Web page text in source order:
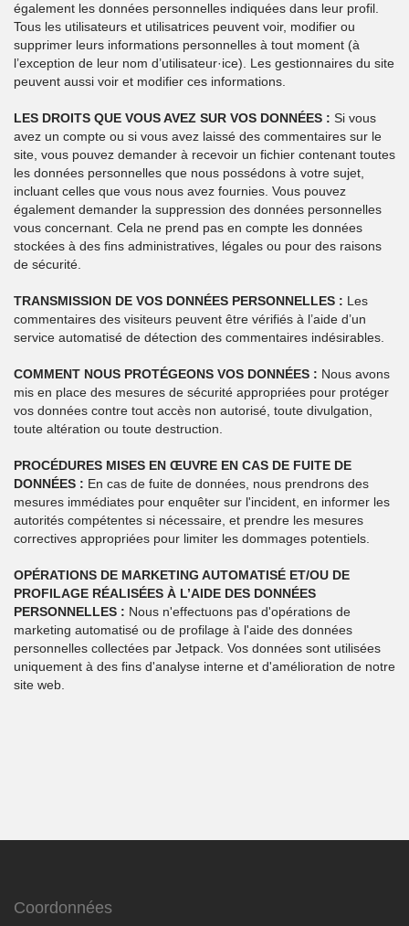
également les données personnelles indiquées dans leur profil.
Tous les utilisateurs et utilisatrices peuvent voir, modifier ou
supprimer leurs informations personnelles à tout moment (à
l’exception de leur nom d’utilisateur·ice). Les gestionnaires du site
peuvent aussi voir et modifier ces informations.
LES DROITS QUE VOUS AVEZ SUR VOS DONNÉES : Si vous
avez un compte ou si vous avez laissé des commentaires sur le
site, vous pouvez demander à recevoir un fichier contenant toutes
les données personnelles que nous possédons à votre sujet,
incluant celles que vous nous avez fournies. Vous pouvez
également demander la suppression des données personnelles
vous concernant. Cela ne prend pas en compte les données
stockées à des fins administratives, légales ou pour des raisons
de sécurité.
TRANSMISSION DE VOS DONNÉES PERSONNELLES : Les
commentaires des visiteurs peuvent être vérifiés à l’aide d’un
service automatisé de détection des commentaires indésirables.
COMMENT NOUS PROTÉGEONS VOS DONNÉES : Nous avons
mis en place des mesures de sécurité appropriées pour protéger
vos données contre tout accès non autorisé, toute divulgation,
toute altération ou toute destruction.
PROCÉDURES MISES EN ŒUVRE EN CAS DE FUITE DE
DONNÉES : En cas de fuite de données, nous prendrons des
mesures immédiates pour enquêter sur l'incident, en informer les
autorités compétentes si nécessaire, et prendre les mesures
correctives appropriées pour limiter les dommages potentiels.
OPÉRATIONS DE MARKETING AUTOMATISÉ ET/OU DE
PROFILAGE RÉALISÉES À L’AIDE DES DONNÉES
PERSONNELLES : Nous n'effectuons pas d'opérations de
marketing automatisé ou de profilage à l'aide des données
personnelles collectées par Jetpack. Vos données sont utilisées
uniquement à des fins d'analyse interne et d'amélioration de notre
site web.
Coordonnées